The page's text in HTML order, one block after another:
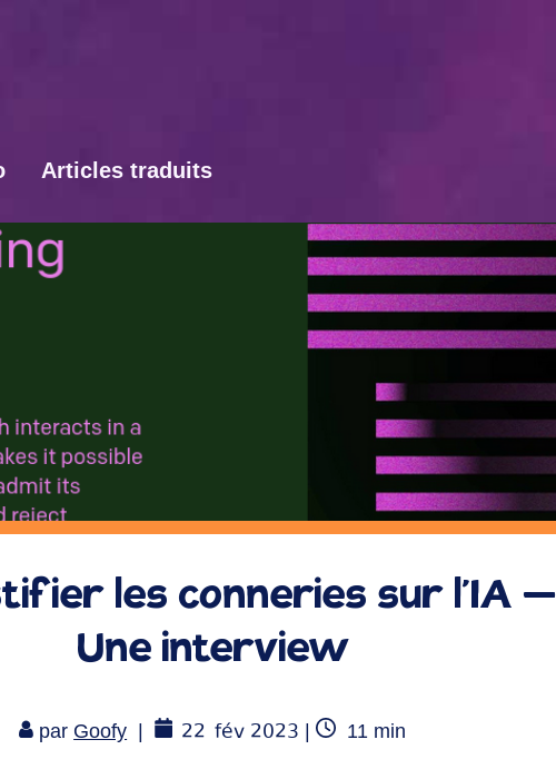
Articles traduits
les conneries sur l’IA –
Une interview
par Goofy 22 fév 2023
Temps
11min